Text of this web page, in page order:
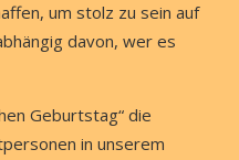
um stolz zu sein auf
davon, wer es
Geburtstag“ die
in unserem